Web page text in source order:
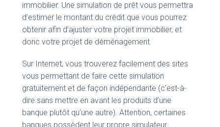
immobilier. Une simulation de prêt vous permettra
d’estimer le montant du crédit que vous pourrez
obtenir afin d’ajuster votre projet immobilier, et
donc votre projet de déménagement.
Sur Internet, vous trouverez facilement des sites
vous permettant de faire cette simulation
gratuitement et de façon indépendante (c’est-à-
dire sans mettre en avant les produits d’une
banque plutôt qu’une autre). Attention, certaines
banques possèdent leur propre simulateur.